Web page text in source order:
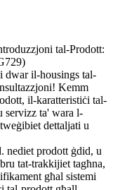
tal-Prodott:
dwar il-housings tal-
Kemm
il-karatteristiċi tal-
servizz ta' wara l-
dettaljati u
nediet prodott ġdid, u
tat-trakkijiet tagħna,
għal sistemi